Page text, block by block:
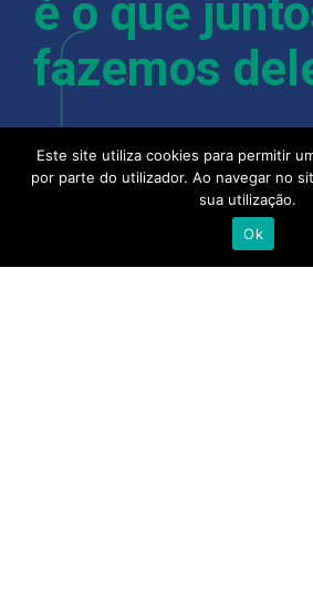
é o que
fazemos
Com mais de 400 colaboradores,
Lisboa, Porto, Almancil, Castelo Branco,
Madeira, a Alliance Healthcare e as suas
acreditam que quando se junta a
talento e competência de todo o setor,
Este site utiliza cookies para permitir
por parte do utilizador. Ao navegar no
sua utilização.
Ok